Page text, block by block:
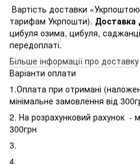
Вартість доставки
тарифам Укрпошти). Доставка
цибуля озима, цибуля,
передоплаті.
Більше інформації про доставку
Варіанти оплати
1.Оплата при отримані
мінімальне замовлення від
2. На розрахунковий рахунок -
300грн
3.
4.